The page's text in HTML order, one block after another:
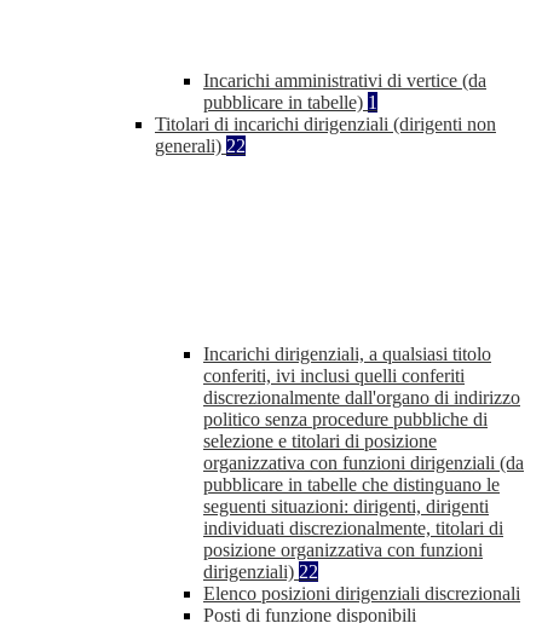
Incarichi amministrativi di vertice (da
pubblicare in tabelle) 1
Titolari di incarichi dirigenziali (dirigenti non
generali) 22
Incarichi dirigenziali, a qualsiasi titolo
conferiti, ivi inclusi quelli conferiti
discrezionalmente dall'organo di indirizzo
politico senza procedure pubbliche di
selezione e titolari di posizione
organizzativa con funzioni dirigenziali (da
pubblicare in tabelle che distinguano le
seguenti situazioni: dirigenti, dirigenti
individuati discrezionalmente, titolari di
posizione organizzativa con funzioni
dirigenziali) 22
Elenco posizioni dirigenziali discrezionali
Posti di funzione disponibili